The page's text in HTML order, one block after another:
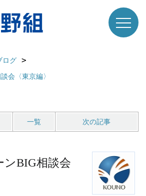
ログ
会〈東京編〉
一覧 次の記事
ンBIG相談会